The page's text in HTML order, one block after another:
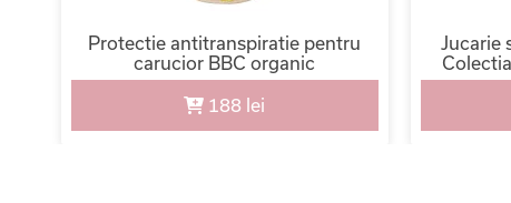
Protectie antitranspiratie pentru
carucior BBC organic
188 lei
Jucarie